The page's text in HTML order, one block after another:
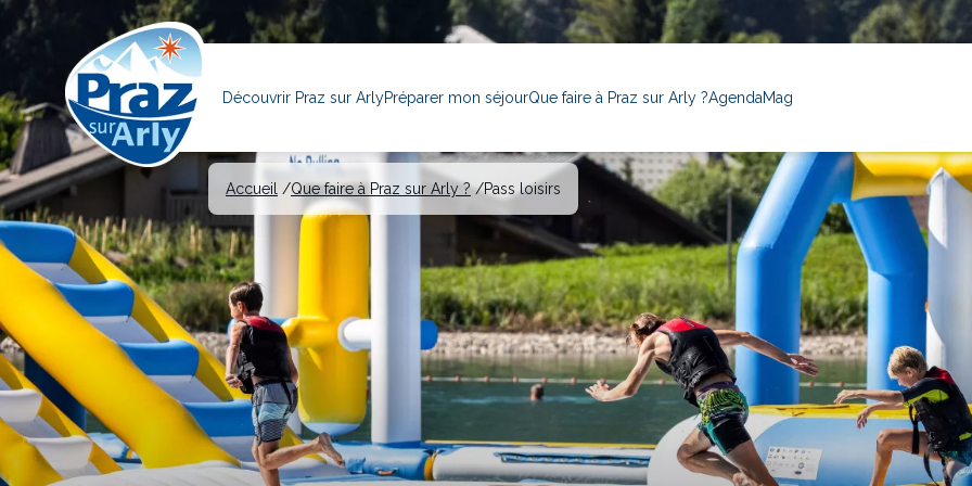
principal
Découvrir Praz sur ArlyPréparer mon séjourQue faire à Praz sur Arly ?AgendaMag
Accueil Que faire à Praz sur Arly ? Pass loisirs